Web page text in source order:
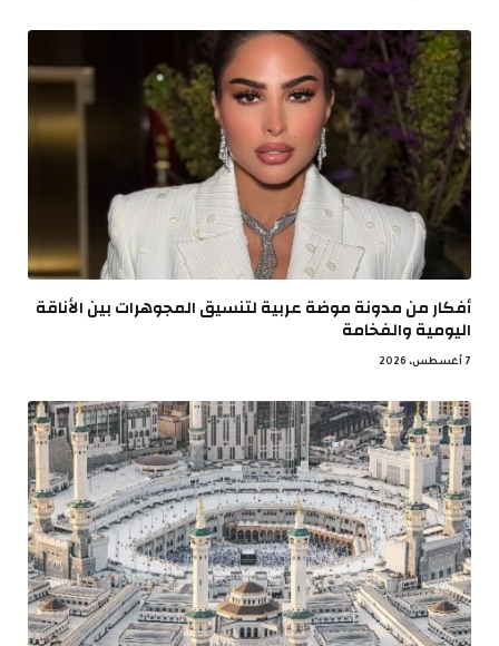
أفكار من مدونة موضة عربية لتنسيق المجوهرات بين الأناقة
اليومية والفخامة
7 أغسطس، 2026